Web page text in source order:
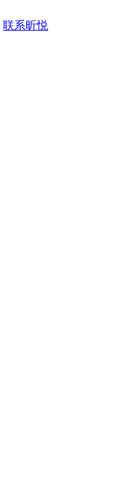
联系昕悦